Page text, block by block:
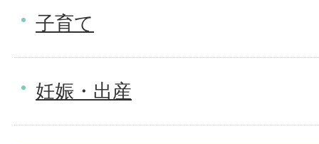
子育て
妊娠・出産